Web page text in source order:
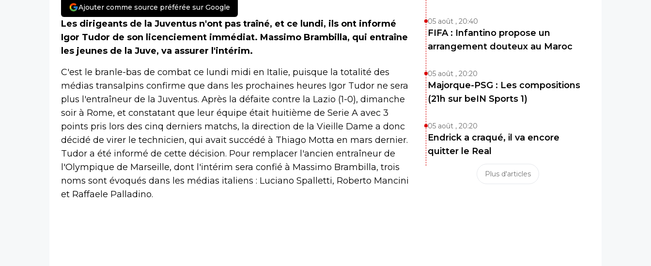
Ajouter comme source préférée sur Google
Les dirigeants de la Juventus n'ont pas traîné, et ce lundi, ils ont informé
Igor Tudor de son licenciement immédiat. Massimo Brambilla, qui entraîne
les jeunes de la Juve, va assurer l'intérim.
C'est le branle-bas de combat ce lundi midi en Italie, puisque la totalité des
médias transalpins confirme que dans les prochaines heures Igor Tudor ne sera
plus l'entraîneur de la Juventus. Après la défaite contre la Lazio (1-0), dimanche
soir à Rome, et constatant que leur équipe était huitième de Serie A avec 3
points pris lors des cinq derniers matchs, la direction de la Vieille Dame a donc
décidé de virer le technicien, qui avait succédé à Thiago Motta en mars dernier.
Tudor a été informé de cette décision. Pour remplacer l'ancien entraîneur de
l'Olympique de Marseille, dont l'intérim sera confié à Massimo Brambilla, trois
noms sont évoqués dans les médias italiens : Luciano Spalletti, Roberto Mancini
et Raffaele Palladino.
05 août , 20:40
FIFA : Infantino propose un
arrangement douteux au Maroc
05 août , 20:20
Majorque-PSG : Les compositions
(21h sur beIN Sports 1)
05 août , 20:20
Endrick a craqué, il va encore
quitter le Real
Plus d'articles